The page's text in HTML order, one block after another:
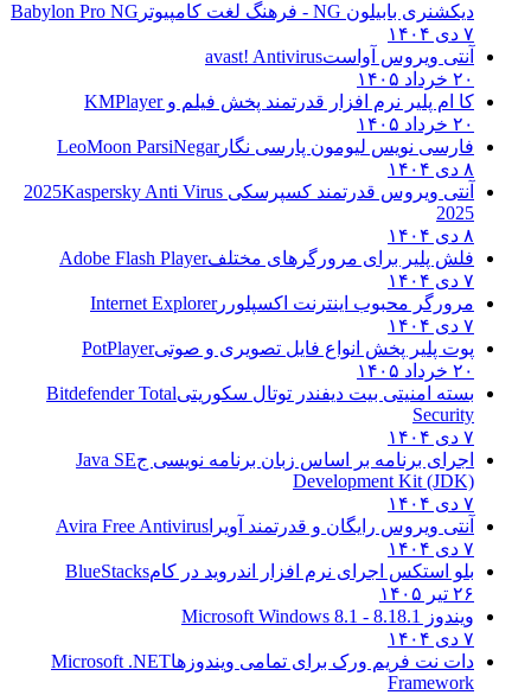
دیکشنری بابیلون NG - فرهنگ لغت کامپیوتر
Babylon Pro NG
آنتی ویروس آواست avast! Antivirus
کا ام پلیر نرم افزار قدرتمند پخش فیلم و KMPlayer
فارسی نویس لیومون پارسی نگارLeoMoon ParsiNegar
آنتی ویروس قدرتمند کسپرسکی 2025Kaspersky Anti Virus
فلش پلیر برای مرورگرهای مختلف Adobe Flash Player
مرورگر محبوب اینترنت اکسپلوررInternet Explorer
پوت پلیر پخش انواع فایل تصویری و صوتیPotPlayer
بسته امنیتی بیت دیفندر توتال سکوریتیBitdefender Total
Security
اجرای برنامه بر اساس زبان برنامه نویسی جJava SE
Development Kit (JDK)
آنتی ویروس رایگان و قدرتمند آویراAvira Free Antivirus
بلو استکس اجرای نرم افزار اندروید در کام BlueStacks
ویندوز 8.1 8.1 - Microsoft Windows 8.1
دات نت فریم ورک برای تمامی ویندوزهاMicrosoft .NET
Framework